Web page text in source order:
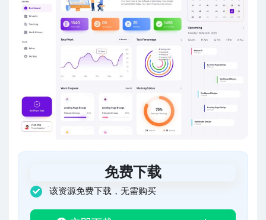
免费下载
该资源免费下载，无需购买